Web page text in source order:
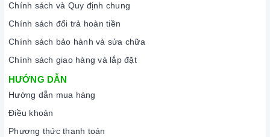
Chính sách và Quy định chung
Chính sách đổi trả hoàn tiền
Chính sách bảo hành và sửa chữa
Chính sách giao hàng và lắp đặt
HƯỚNG DẪN
Hướng dẫn mua hàng
Điều khoản
Phương thức thanh toán